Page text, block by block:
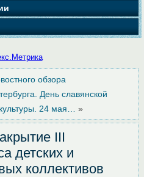
обзора
День славянской
24 мая…
»
III
детских и
коллективов